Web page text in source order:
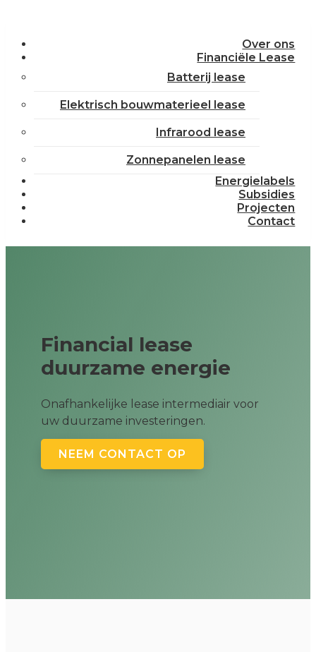
Over ons
Financiële Lease
Batterij lease
Elektrisch bouwmaterieel lease
Infrarood lease
Zonnepanelen lease
Energielabels
Subsidies
Projecten
Contact
Financial lease
duurzame energie
Onafhankelijke lease intermediair voor
uw duurzame investeringen.
NEEM CONTACT OP